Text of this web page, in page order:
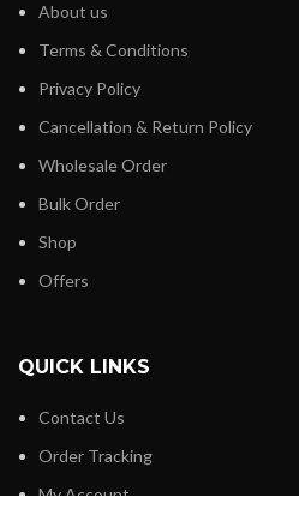
About us
Terms & Conditions
Privacy Policy
Cancellation & Return Policy
Wholesale Order
Bulk Order
Shop
Offers
QUICK LINKS
Contact Us
Order Tracking
My Account